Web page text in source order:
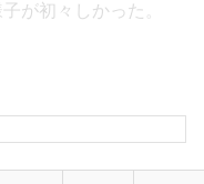
が初々しかった。